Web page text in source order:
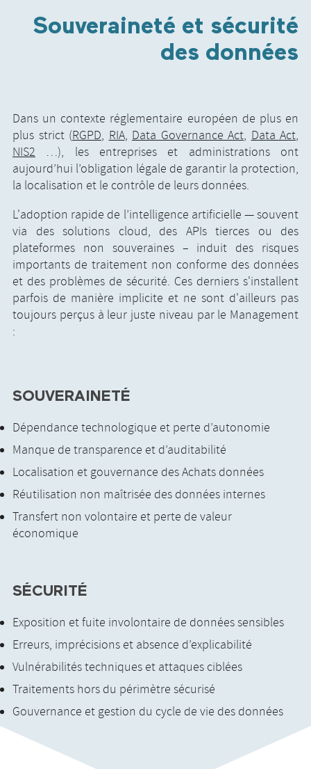
Souveraineté et sécurité
des données
Dans un contexte réglementaire européen de plus en
plus strict (RGPD,RIA, Data Governance Act,Data Act,
NIS2 …), les entreprises et administrations ont
aujourd’hui l’obligation légale de garantir la protection,
la localisation et le contrôle de leurs données.
L'adoption rapide de l’intelligence artificielle — souvent
via des solutions cloud, des APIs tierces ou des
plateformes non souveraines – induit des risques
importants de traitement non conforme des données
et des problèmes de sécurité. Ces derniers s'installent
parfois de manière implicite et ne sont d'ailleurs pas
toujours perçus à leur juste niveau par le Management
:
SOUVERAINETÉ
Dépendance technologique et perte d’autonomie
Manque de transparence et d’auditabilité
Localisation et gouvernance des Achats données
Réutilisation non maîtrisée des données internes
Transfert non volontaire et perte de valeur
économique
SÉCURITÉ
Exposition et fuite involontaire de données sensibles
Erreurs, imprécisions et absence d’explicabilité
Vulnérabilités techniques et attaques ciblées
Traitements hors du périmètre sécurisé
Gouvernance et gestion du cycle de vie des données